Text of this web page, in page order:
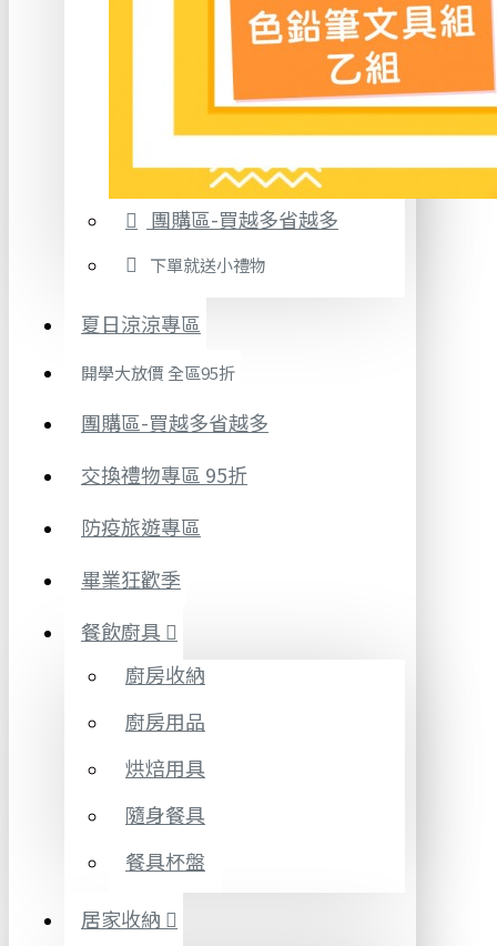
團購區-買越多省越多
下單就送小禮物
夏日涼涼專區
開學大放價 全區95折
團購區-買越多省越多
交換禮物專區 95折
防疫旅遊專區
畢業狂歡季
餐飲廚具
廚房收納
廚房用品
烘焙用具
隨身餐具
餐具杯盤
居家收納